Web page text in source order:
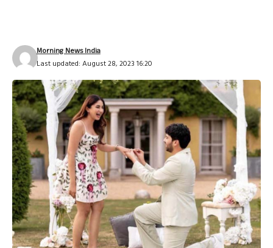
Last updated: August 28, 2023 16:20
Morning News India